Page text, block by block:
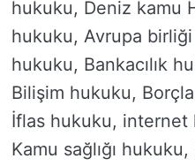
hukuku, Deniz kamu
hukuku, Avrupa
hukuku, Bankacılık
Bilişim hukuku,
İflas hukuku, internet
Kamu sağlığı